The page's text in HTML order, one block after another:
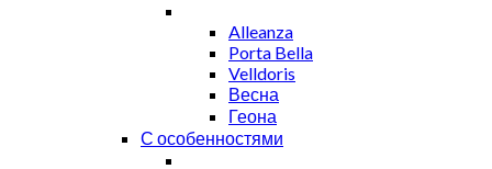
Alleanza
Porta Bella
Velldoris
Весна
Геона
С особенностями